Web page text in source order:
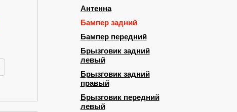
Антенна
Бампер задний
Бампер передний
Брызговик задний
левый
Брызговик задний
правый
Брызговик передний
левый